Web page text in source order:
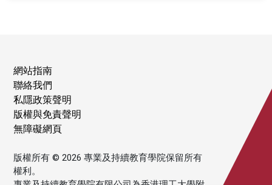
網站指南
聯絡我們
私隱政策聲明
版權與免責聲明
無障礙網頁
版權所有 © 2026 專業及持續教育學院保留所有
權利。